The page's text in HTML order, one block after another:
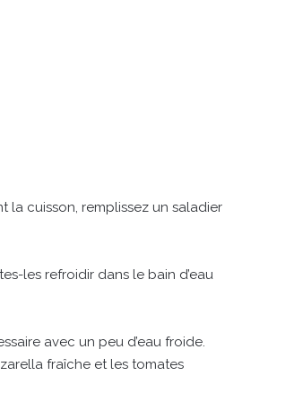
la cuisson, remplissez un saladier
les refroidir dans le bain d’eau
avec un peu d’eau froide.
fraîche et les tomates